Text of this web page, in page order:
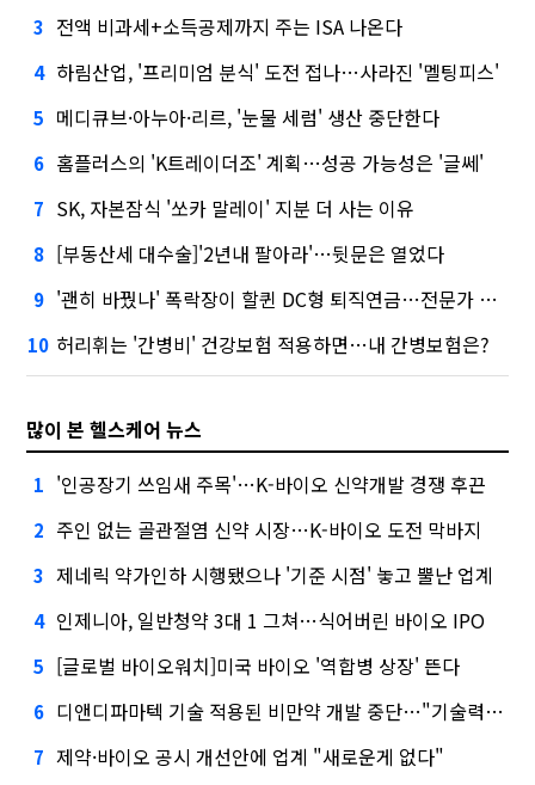
3 전액 비과세+소득공제까지 주는 ISA 나온다
4 하림산업, '프리미엄 분식' 도전 접나…사라진 '멜팅피스'
5 메디큐브·아누아·리르, '눈물 세럼' 생산 중단한다
6 홈플러스의 'K트레이더조' 계획…성공 가능성은 '글쎄'
7 SK, 자본잠식 '쏘카 말레이' 지분 더 사는 이유
8 [부동산세 대수술]'2년내 팔아라'…뒷문은 열었다
9 '괜히 바꿨나' 폭락장이 할퀸 DC형 퇴직연금…전문가 조언은
10 허리휘는 '간병비' 건강보험 적용하면…내 간병보험은?
많이 본 헬스케어 뉴스
1 '인공장기 쓰임새 주목'…K-바이오 신약개발 경쟁 후끈
2 주인 없는 골관절염 신약 시장…K-바이오 도전 막바지
3 제네릭 약가인하 시행됐으나 '기준 시점' 놓고 뿔난 업계
4 인제니아, 일반청약 3대 1 그쳐…식어버린 바이오 IPO
5 [글로벌 바이오워치]미국 바이오 '역합병 상장' 뜬다
6 디앤디파마텍 기술 적용된 비만약 개발 중단…"기술력 문제 아냐"
7 제약·바이오 공시 개선안에 업계 "새로운게 없다"